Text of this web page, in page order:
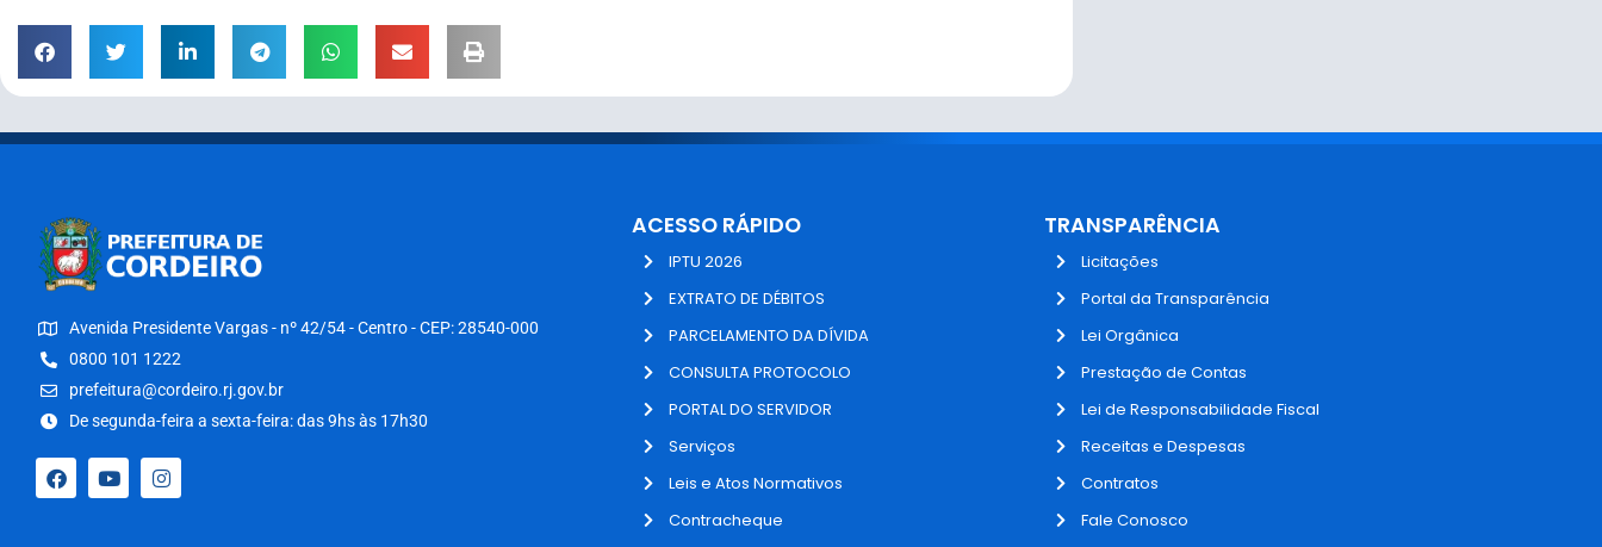
Avenida Presidente Vargas - nº 42/54 - Centro - CEP: 28540-000
0800 101 1222
prefeitura@cordeiro.rj.gov.br
De segunda-feira a sexta-feira: das 9hs às 17h30
ACESSO RÁPIDO
IPTU 2026
EXTRATO DE DÉBITOS
PARCELAMENTO DA DÍVIDA
CONSULTA PROTOCOLO
PORTAL DO SERVIDOR
Serviços
Leis e Atos Normativos
Contracheque
TRANSPARÊNCIA
Licitações
Portal da Transparência
Lei Orgânica
Prestação de Contas
Lei de Responsabilidade Fiscal
Receitas e Despesas
Contratos
Fale Conosco